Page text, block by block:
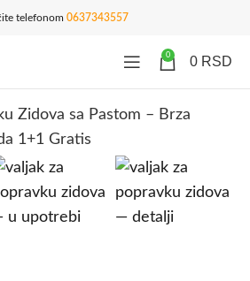
telefonom 0637343557
0 0 RSD